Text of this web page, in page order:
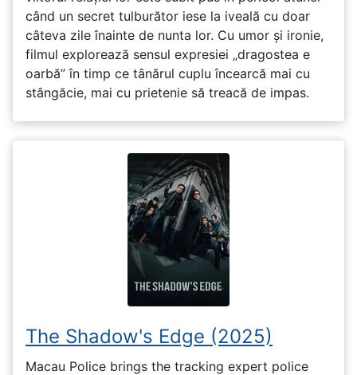
când un secret tulburător iese la iveală cu doar
câteva zile înainte de nunta lor. Cu umor și ironie,
filmul explorează sensul expresiei „dragostea e
oarbă” în timp ce tânărul cuplu încearcă mai cu
stângăcie, mai cu prietenie să treacă de impas.
The Shadow's Edge (2025)
Macau Police brings the tracking expert police